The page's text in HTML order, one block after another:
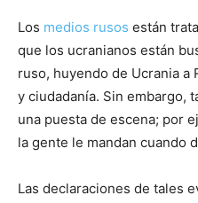
Los medios rusos están
que los ucranianos están
ruso, huyendo de Ucrania a
y ciudadanía. Sin embargo,
una puesta de escena; por
la gente le mandan cuando
Las declaraciones de tales